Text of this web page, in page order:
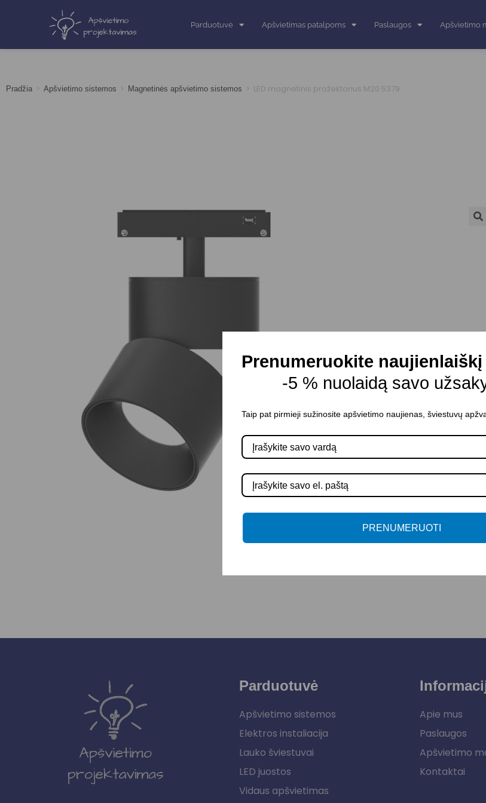
Parduotuvė Apšvietimas patalpoms Paslaugos Apšvietimo
Pradžia > Apšvietimo sistemos > Magnetinės apšvietimo sistemos > LED magnetinis prožektorius M20 5379
Parduotuvė
Apšvietimo sistemos
Elektros instaliacija
Lauko šviestuvai
LED juostos
Vidaus apšvietimas
Apie mus
Paslaugos
Apšvietimo
Kontaktai
Prenumeruokite naujienlaiškį
-5 % nuolaidą savo
Taip pat pirmieji sužinosite apšvietimo naujienas, šviestuvų
PRENUMERUOTI